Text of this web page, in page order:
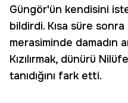
Güngör'ün kendisini
bildirdi. Kısa süre
merasiminde damadın
Kızılırmak, dünürü
tanıdığını fark etti.